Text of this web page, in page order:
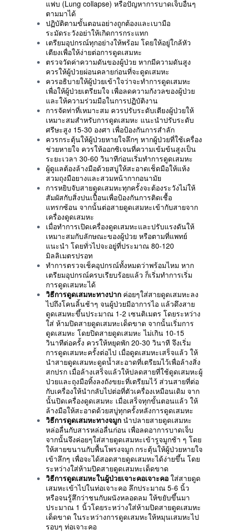
แฟบ (Lung collapse) หรือปัญหาการบาดเจ็บอื่นๆ
ตามมาได้
ปฏิบัติตามขั้นตอนอย่างถูกต้องและเบามือ
ระมัดระวังอย่าให้เกิดการกระแทก
เตรียมอุปกรณ์ทุกอย่างให้พร้อม โดยให้อยู่ใกล้หัว
เตียงเพื่อให้ง่ายต่อการดูดเสมหะ
ตรวจวัดค่าความดันของผู้ป่วย หากมีความดันสูง
ควรให้ผู้ป่วยผ่อนคลายก่อนที่จะดูดเสมหะ
ควรอธิบายให้ผู้ป่วยเข้าใจว่าจะทำการดูดเสมหะ
เพื่อให้ผู้ป่วยเตรียมใจ เพื่อลดความกังวลของผู้ป่วย
และให้ความร่วมมือในการปฏิบัติงาน
การจัดท่าที่เหมาะสม ควรปรับระดับเตียงผู้ป่วยให้
เหมาะสมสำหรับการดูดเสมหะ แนะนำปรับระดับ
ศรีษะสูง 15-30 องศา เพื่อป้องกันการสำลัก
ควรกระตุ้นให้ผู้ป่วยหายใจลึกๆ หากผู้ป่วยที่ใช้เครื่อง
ช่วยหายใจ ควรให้ออกซิเจนที่ความเข้มข้นสูงเป็น
ระยะเวลา 30-60 วินาทีก่อนเริ่มทำการดูดเสมหะ
ผู้ดูแลต้องล้างมือด้วยสบู่ให้สะอาดเช็ดมือให้แห้ง
สวมถุงมือยางและสวมหน้ากากอนามัย
การหยิบจับสายดูดเสมหะทุกครั้งจะต้องระวังไม่ให้
สัมผัสกับสิ่งปนเปื้อนเพื่อป้องกันการติดเชื้อ
แทรกซ้อน จากนั้นต่อสายดูดเสมหะเข้ากับสายจาก
เครื่องดูดเสมหะ
เมื่อทำการเปิดเครื่องดูดเสมหะและปรับแรงดันให้
เหมาะสมกับลักษณะของผู้ป่วย หรือตามที่แพทย์
แนะนำ โดยทั่วไปจะอยู่ที่ประมาณ 80-120
มิลลิเมตรปรอท
ทำการตรวจเช็คอุปกรณ์ทั้งหมดว่าพร้อมไหม หาก
เตรียมอุปกรณ์ครบเรียบร้อยแล้ว ก็เริ่มทำการเริ่ม
การดูดเสมหะได้
วิธีการดูดเสมหะทางปาก ค่อยๆใส่สายดูดเสมหะลง
ไปถึงโคนลิ้นช้าๆ จนผู้ป่วยมีอาการไอ แล้วดึงสาย
ดูดเสมหะขึ้นประมาณ 1-2 เซนติเมตร โดยระหว่าง
ใส่ ห้ามปิดสายดูดเสมหะเด็ดขาด จากนั้นเริ่มการ
ดูดเสมหะ โดยปิดสายดูดเสมหะ ไม่เกิน 10-15
วินาทีต่อครั้ง ควรให้หยุดพัก 20-30 วินาที จึงเริ่ม
การดูดเสมหะครั้งต่อไป เมื่อดูดเสมหะเสร็จแล้ว ให้
นำสายดูดเสมหะดูดน้ำสะอาดที่เตรียมไว้เพื่อล้างสิ่ง
สกปรก เมื่อล้างเสร็จแล้วให้ปลดสายที่ใช้ดูดเสมหะผู้
ป่วยและถุงมือทิ้งลงถังขยะที่เตรียมไว้ ส่วนสายที่ต่อ
กับเครื่องให้นำกลับไปต่อที่ตัวเครื่องเหมือนเดิม จาก
นั้นปิดเครื่องดูดเสมหะ เมื่อเสร็จทุกขั้นตอนแล้ว ให้
ล้างมือให้สะอาดด้วยสบู่ทุกครั้งหลังการดูดเสมหะ
วิธีการดูดเสมหะทางจมูก นำปลายสายดูดเสมหะ
หล่อลื่นกับสารหล่อลื่นก่อน เพื่อลดอาการบาดเจ็บ
จากนั้นจึงค่อยๆใส่สายดูดเสมหะเข้ารูจมูกช้า ๆ โดย
ให้สายขนานกับพื้นโพรงจมูก กระตุ้นให้ผู้ป่วยหายใจ
เข้าลึกๆ เพื่อจะได้สอดสายดูดเสมหะได้ง่ายขึ้น โดย
ระหว่างใส่ห้ามปิดสายดูดเสมหะเด็ดขาด
วิธีการดูดเสมหะในผู้ป่วยเจาะคอเจาะคอ ใส่สายดูด
เสมหะเข้าไปในท่อเจาะคอ ลึกประมาณ 5-6 นิ้ว
หรือจนรู้สึกว่าชนกับผนังหลอดลม ให้ขยับขึ้นมา
ประมาณ 1 นิ้วโดยระหว่างใส่ห้ามปิดสายดูดเสมหะ
เด็ดขาด ในระหว่างการดูดเสมหะให้หมุนเสมหะไป
รอบๆ ท่อเจาะคอ